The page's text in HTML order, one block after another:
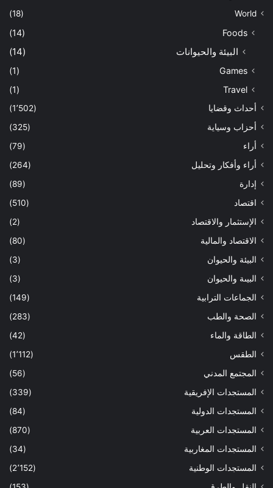
World
(18)
Foods
(14)
البيئة والحيوانات (14)
Games
(1)
Travel
(1)
أحداث وقضايا
(1٬502)
أحزاب وسياية
(325)
أراء
(79)
أراء وأفكار وتحليل
(264)
إدارة
(89)
اقتصاد
(510)
الإستثمار والاقتصاد
(2)
الاقتصاد والمالية
(80)
البيئة والحيوان
(3)
البيىة والحيوان
(3)
الجماعات الترابية
(149)
الصحة والطب
(283)
الطاقة والماء
(42)
الطقس
(1٬112)
المجتمع المدني
(56)
المستجدات الإفريقية
(339)
المستجدات الدولية
(84)
المستجدات العربية
(870)
المستجدات المغاربية
(34)
المستجدات الوطنية
(2٬152)